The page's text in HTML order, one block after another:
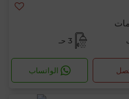
3 حـ
الواتساب